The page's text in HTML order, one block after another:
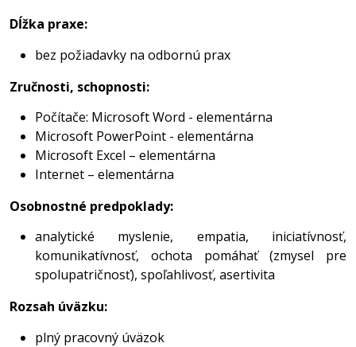
Dĺžka praxe:
bez požiadavky na odbornú prax
Zručnosti, schopnosti:
Počítače: Microsoft Word - elementárna
Microsoft PowerPoint - elementárna
Microsoft Excel – elementárna
Internet – elementárna
Osobnostné predpoklady:
analytické myslenie, empatia, iniciatívnosť,
komunikatívnosť, ochota pomáhať (zmysel pre
spolupatričnosť), spoľahlivosť, asertivita
Rozsah úväzku:
plný pracovný úväzok